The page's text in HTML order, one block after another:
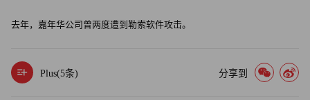
去年，嘉年华公司曾两度遭到勒索软件攻击。
Plus(5条) 分享到